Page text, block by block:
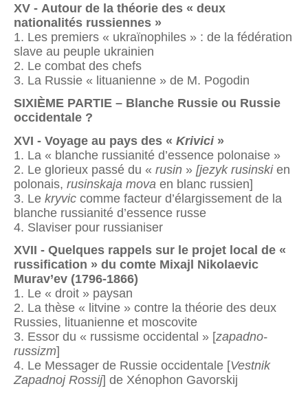
XV - Autour de la théorie des « deux
nationalités russiennes »
1. Les premiers « ukraïnophiles » : de la fédération
slave au peuple ukrainien
2. Le combat des chefs
3. La Russie « lituanienne » de M. Pogodin
SIXIÈME PARTIE – Blanche Russie ou Russie
occidentale ?
XVI - Voyage au pays des « Krivici»
1. La « blanche russianité d’essence polonaise »
2. Le glorieux passé du « rusin » [jezyk rusinskien
polonais, rusinskaja mova en blanc russien]
3. Le kryvic comme facteur d’élargissement de la
blanche russianité d’essence russe
4. Slaviser pour russianiser
XVII - Quelques rappels sur le projet local de «
russification » du comte Mixajl Nikolaevic
Murav’ev (1796-1866)
1. Le « droit » paysan
2. La thèse « litvine » contre la théorie des deux
Russies, lituanienne et moscovite
3. Essor du « russisme occidental » [zapadno-
russizm]
4. Le Messager de Russie occidentale [Vestnik
Zapadnoj Rossij] de Xénophon Gavorskij